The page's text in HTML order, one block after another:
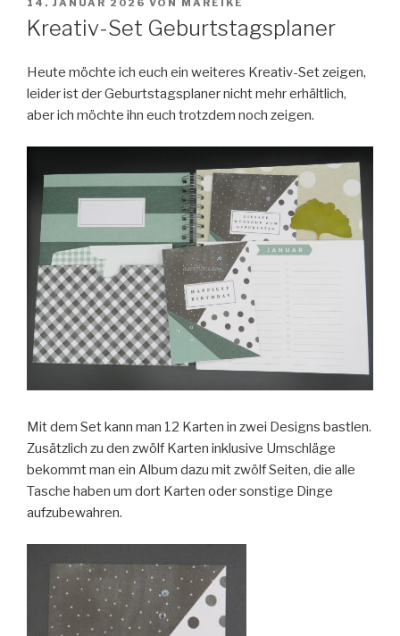
AM
14. JANUAR 2026 VON MAREIKE
Kreativ-Set Geburtstagsplaner
Heute möchte ich euch ein weiteres Kreativ-Set zeigen,
leider ist der Geburtstagsplaner nicht mehr erhältlich,
aber ich möchte ihn euch trotzdem noch zeigen.
Mit dem Set kann man 12 Karten in zwei Designs bastlen.
Zusätzlich zu den zwölf Karten inklusive Umschläge
bekommt man ein Album dazu mit zwölf Seiten, die alle
Tasche haben um dort Karten oder sonstige Dinge
aufzubewahren.